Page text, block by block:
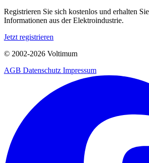
Registrieren Sie sich kostenlos und erhalten
Informationen aus der Elektroindustrie.
Jetzt registrieren
© 2002-2026 Voltimum
AGB Datenschutz Impressum